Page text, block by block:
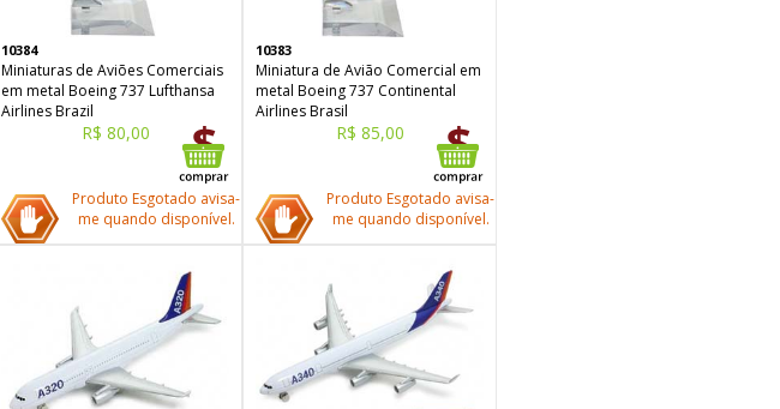
10384
Miniaturas de Aviões Comerciais
em metal Boeing 737 Lufthansa
Airlines Brazil
R$ 80,00
Produto Esgotado avisa-
me quando disponível.
10383
Miniatura de Avião Comercial em
metal Boeing 737 Continental
Airlines Brasil
R$ 85,00
Produto Esgotado avisa-
me quando disponível.